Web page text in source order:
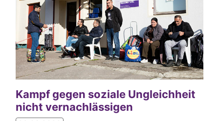
Kampf gegen soziale Ungleichheit
nicht vernachlässigen